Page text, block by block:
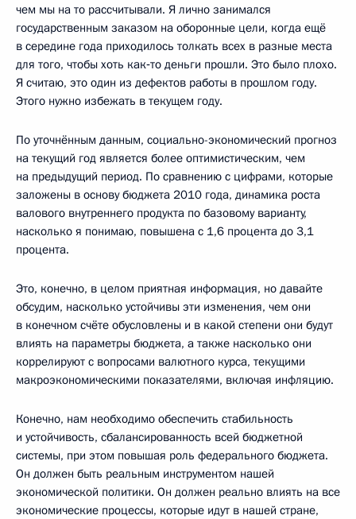
чем мы на то рассчитывали. Я лично занимался
государственным заказом на оборонные цели, когда ещё
в середине года приходилось толкать всех в разные места
для того, чтобы хоть как‑то деньги прошли. Это было плохо.
Я считаю, это один из дефектов работы в прошлом году.
Этого нужно избежать в текущем году.
По уточнённым данным, социально-экономический прогноз
на текущий год является более оптимистическим, чем
на предыдущий период. По сравнению с цифрами, которые
заложены в основу бюджета 2010 года, динамика роста
валового внутреннего продукта по базовому варианту,
насколько я понимаю, повышена с 1,6 процента до 3,1
процента.
Это, конечно, в целом приятная информация, но давайте
обсудим, насколько устойчивы эти изменения, чем они
в конечном счёте обусловлены и в какой степени они будут
влиять на параметры бюджета, а также насколько они
коррелируют с вопросами валютного курса, текущими
макроэкономическими показателями, включая инфляцию.
Конечно, нам необходимо обеспечить стабильность
и устойчивость, сбалансированность всей бюджетной
системы, при этом повышая роль федерального бюджета.
Он должен быть реальным инструментом нашей
экономической политики. Он должен реально влиять на все
экономические процессы, которые идут в нашей стране,